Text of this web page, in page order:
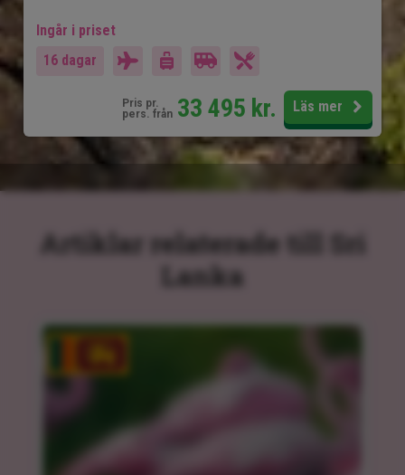
Ingår i priset
16 dagar
Pris pr.
pers. från 33 495 kr. Läs mer
Artiklar relaterade till Sri
Lanka